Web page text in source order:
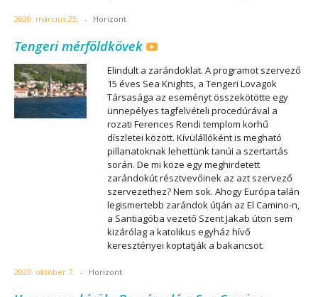
2020. március 25. - Horizont
Tengeri mérföldkövek
Elindult a zarándoklat. A programot szervező
15 éves Sea Knights, a Tengeri Lovagok
Társasága az eseményt összekötötte egy
ünnepélyes tagfelvételi procedúrával a
rozati Ferences Rendi templom korhű
díszletei között. Kívülállóként is megható
pillanatoknak lehettünk tanúi a szertartás
során. De mi köze egy meghirdetett
zarándokút résztvevőinek az azt szervező
szervezethez? Nem sok. Ahogy Európa talán
legismertebb zarándok útján az El Camino-n,
a Santiagóba vezető Szent Jakab úton sem
kizárólag a katolikus egyház hívő
keresztényei koptatják a bakancsot.
2023. október 7. - Horizont